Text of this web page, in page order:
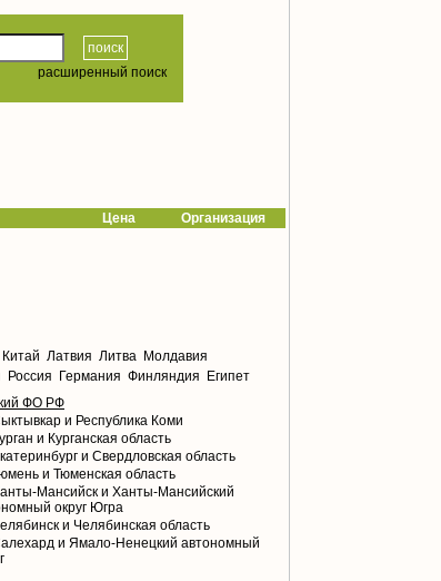
расширенный поиск
Цена Организация
Китай Латвия Литва Молдавия
Россия Германия Финляндия
Египет
ФО РФ
и Республика Коми
и Курганская область
и Свердловская область
и Тюменская область
Мансийск и Ханты-Мансийский
округ Югра
и Челябинская область
и Ямало-Ненецкий автономный